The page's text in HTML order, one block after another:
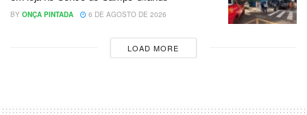
BY ONÇA PINTADA 6 DE AGOSTO DE 2026
LOAD MORE